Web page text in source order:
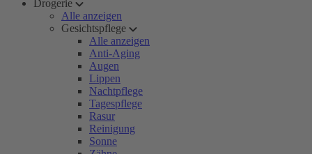
Drogerie
Alle anzeigen
Gesichtspflege
Alle anzeigen
Anti-Aging
Augen
Lippen
Nachtpflege
Tagespflege
Rasur
Reinigung
Sonne